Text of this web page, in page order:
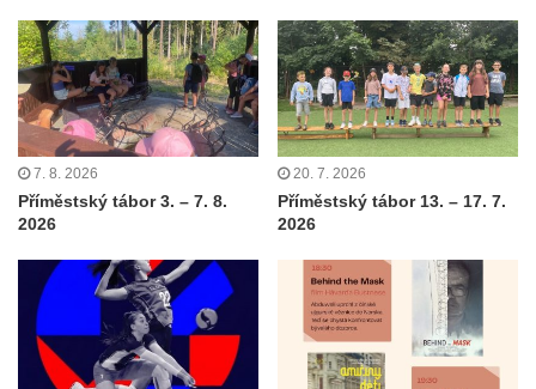
7. 8. 2026
Příměstský tábor 3. – 7. 8.
2026
20. 7. 2026
Příměstský tábor 13. – 17. 7.
2026